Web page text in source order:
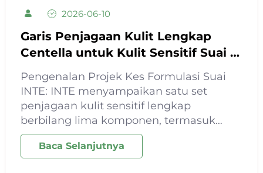
2026-06-10
Garis Penjagaan Kulit Lengkap
Centella untuk Kulit Sensitif Suai |
Penyelesaian Penghantaran
Sampel Pantas dalam 7 Hari
Pengenalan Projek Kes Formulasi Suai
INTE: INTE menyampaikan satu set
penjagaan kulit sensitif lengkap
berbilang lima komponen, termasuk
toner, serum, losyen, krim dan topeng
muka, untuk sebuah jenama kecantikan
Baca Selanjutnya